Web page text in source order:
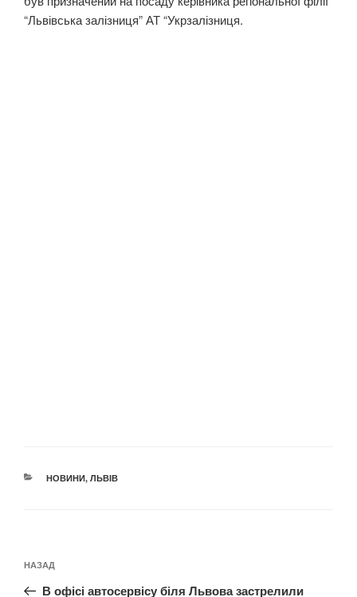
“Львівська залізниця” АТ “Укрзалізниця.
КАТЕГОРІЇ
НОВИНИ, ЛЬВІВ
записів
Попередній
запис:
НАЗАД
В офісі автосервісу біля Львова застрелили